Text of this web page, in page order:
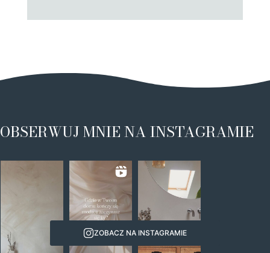
OBSERWUJ MNIE NA INSTAGRAMIE
ZOBACZ NA INSTAGRAMIE